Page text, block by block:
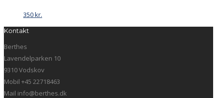
350kr.
Kontakt
Berthes
Lavendelparken 10
9310 Vodskov
Mobil +45 22718463
Mail info@berthes.dk